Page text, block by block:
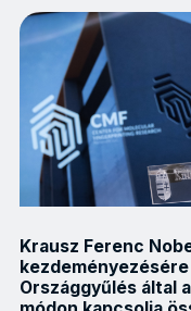
Krausz Ferenc
Országgyűlés által